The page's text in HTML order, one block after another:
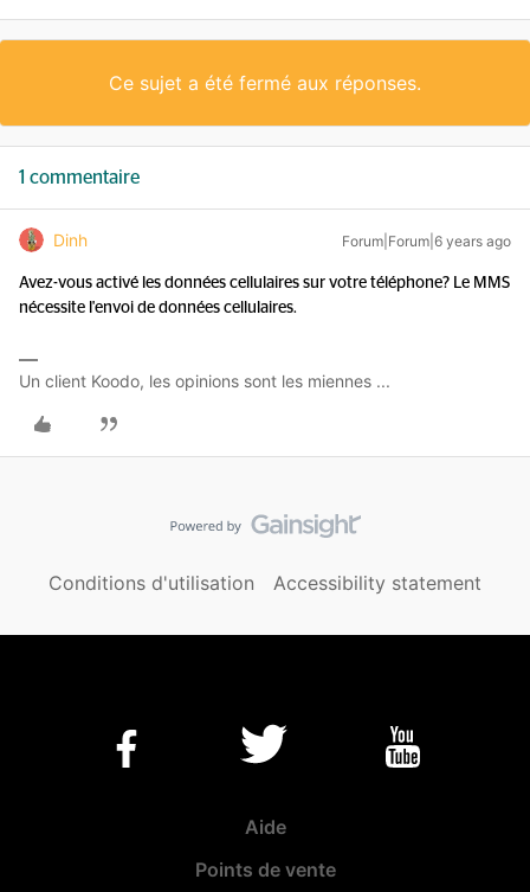
Ce sujet a été fermé aux réponses.
1 commentaire
Dinh Forum|Forum|6 years ago
Avez-vous activé les données cellulaires sur votre téléphone? Le MMS
nécessite l'envoi de données cellulaires.
Un client Koodo, les opinions sont les miennes ...
Conditions d'utilisation Accessibility statement
Aide
Points de vente